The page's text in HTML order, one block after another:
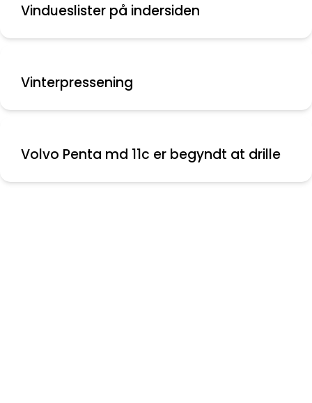
Vindueslister på indersiden
Vinterpressening
Volvo Penta md 11c er begyndt at drille